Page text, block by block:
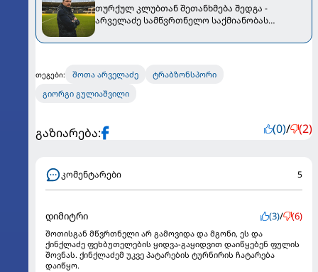
თურქულ კლუბთან შეთანხმება შედგა -
არველაძე სამწვრთნელო საქმიანობას
თეგები: შოთა არველაძე
ტრაბზონსპორი
გიორგი გულიაშვილი
გაზიარება: (0)/ (2)
კომენტარები 5
დიმიტრი (3)/ (6)
შოთისგან მწვრთნელი არ გამოვიდა და მგონი, ეს და
ქინქლაძე ფეხბუთელების ყიდვა-გაყიდვით დაიწყებენ ფულის
შოვნას. ქინქლაძემ უკვე პატარების ტურნირის ჩატარება
დაიწყო.